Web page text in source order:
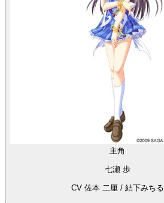
主角
七瀬 歩
CV 佐本 二厘 / 結下みちる